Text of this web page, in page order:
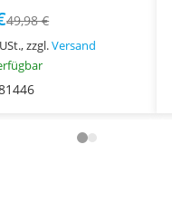
49,98 €
zzgl.Versand